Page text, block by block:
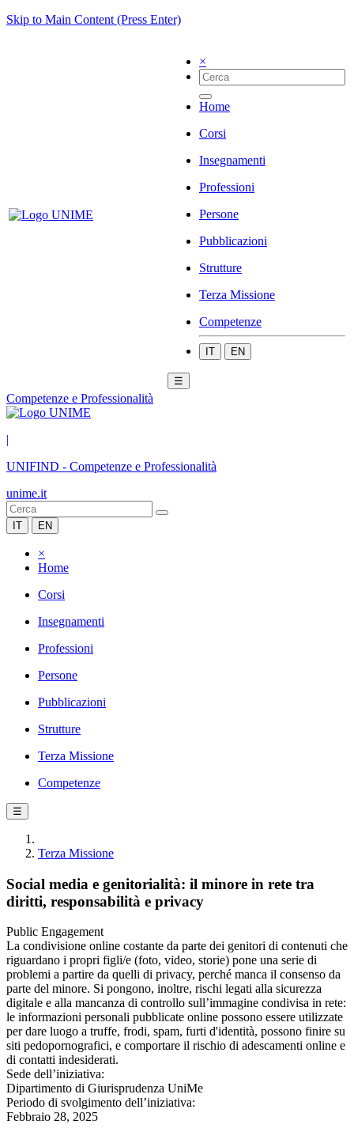
Skip to Main Content (Press Enter)
×
Home
Corsi
Insegnamenti
Professioni
Persone
Pubblicazioni
Strutture
Terza Missione
Competenze
IT EN
☰
Competenze e Professionalità
|
UNIFIND - Competenze e Professionalità
unime.it
IT EN
×
Home
Corsi
Insegnamenti
Professioni
Persone
Pubblicazioni
Strutture
Terza Missione
Competenze
☰
Terza Missione
Social media e genitorialità: il minore in rete tra
diritti, responsabilità e privacy
Public Engagement
La condivisione online costante da parte dei genitori di contenuti che
riguardano i propri figli/e (foto, video, storie) pone una serie di
problemi a partire da quelli di privacy, perché manca il consenso da
parte del minore. Si pongono, inoltre, rischi legati alla sicurezza
digitale e alla mancanza di controllo sull’immagine condivisa in rete:
le informazioni personali pubblicate online possono essere utilizzate
per dare luogo a truffe, frodi, spam, furti d'identità, possono finire su
siti pedopornografici, e comportare il rischio di adescamenti online e
di contatti indesiderati.
Sede dell’iniziativa:
Dipartimento di Giurisprudenza UniMe
Periodo di svolgimento dell’iniziativa:
Febbraio 28, 2025